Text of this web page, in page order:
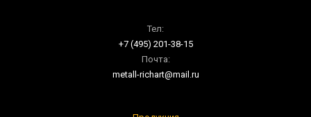
Тел:
+7 (495) 201-38-15
Почта:
metall-richart@mail.ru